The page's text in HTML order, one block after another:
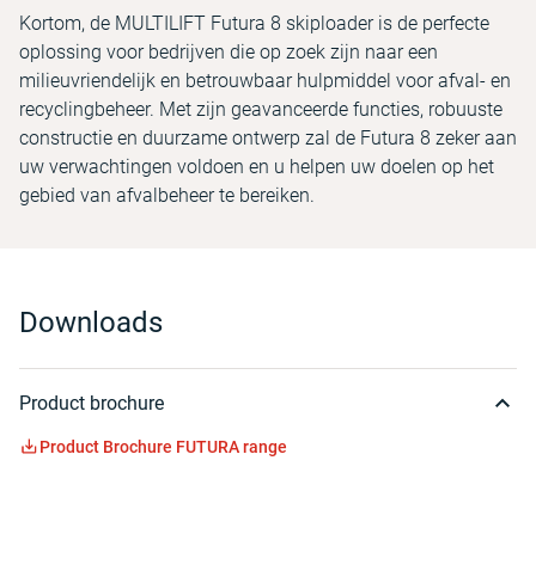
Kortom, de MULTILIFT Futura 8 skiploader is de perfecte
oplossing voor bedrijven die op zoek zijn naar een
milieuvriendelijk en betrouwbaar hulpmiddel voor afval- en
recyclingbeheer. Met zijn geavanceerde functies, robuuste
constructie en duurzame ontwerp zal de Futura 8 zeker aan
uw verwachtingen voldoen en u helpen uw doelen op het
gebied van afvalbeheer te bereiken.
Downloads
Product brochure
Product Brochure FUTURA range